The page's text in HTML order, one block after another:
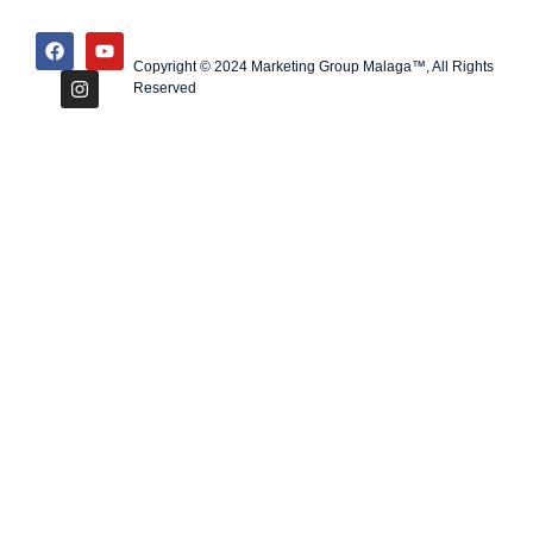
Copyright © 2024 Marketing Group Malaga™, All Rights
Reserved